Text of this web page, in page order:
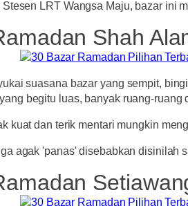
LRT Wangsa Maju, bazar ini
Shah
suasana bazar yang sempit,
begitu luas, banyak ruang-
kuat dan terik mentari mungkin
agak 'panas' disebabkan disinilah